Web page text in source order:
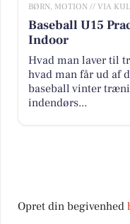
BØRN, MOTION // VIA
Baseball U15
Indoor
Hvad man laver til
hvad man får ud af
baseball vinter
indendørs...
Opret din begivenhed